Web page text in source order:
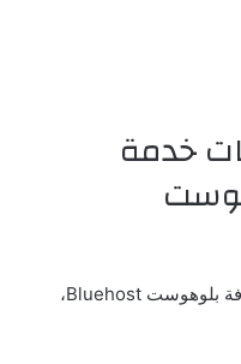
خدمة
توجد بعيوب تؤثر على استخدام استضافة بلوهوست Bluehost،